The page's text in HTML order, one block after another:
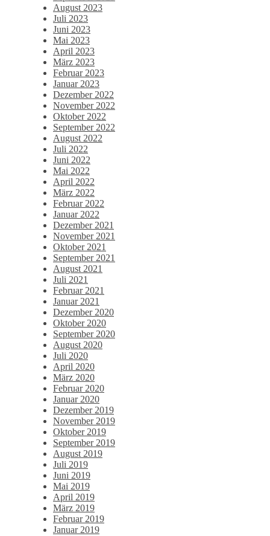
August 2023
Juli 2023
Juni 2023
Mai 2023
April 2023
März 2023
Februar 2023
Januar 2023
Dezember 2022
November 2022
Oktober 2022
September 2022
August 2022
Juli 2022
Juni 2022
Mai 2022
April 2022
März 2022
Februar 2022
Januar 2022
Dezember 2021
November 2021
Oktober 2021
September 2021
August 2021
Juli 2021
Februar 2021
Januar 2021
Dezember 2020
Oktober 2020
September 2020
August 2020
Juli 2020
April 2020
März 2020
Februar 2020
Januar 2020
Dezember 2019
November 2019
Oktober 2019
September 2019
August 2019
Juli 2019
Juni 2019
Mai 2019
April 2019
März 2019
Februar 2019
Januar 2019